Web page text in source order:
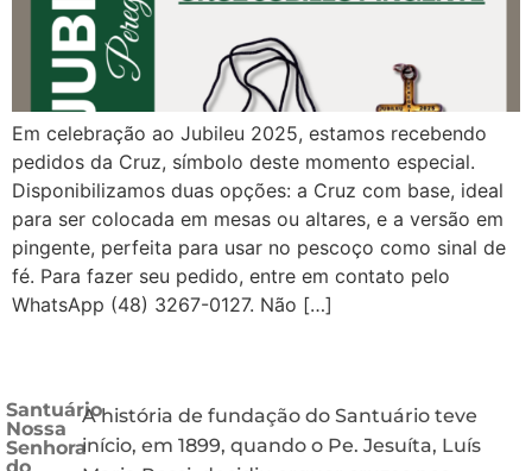
Em celebração ao Jubileu 2025, estamos recebendo
pedidos da Cruz, símbolo deste momento especial.
Disponibilizamos duas opções: a Cruz com base, ideal
para ser colocada em mesas ou altares, e a versão em
pingente, perfeita para usar no pescoço como sinal de
fé. Para fazer seu pedido, entre em contato pelo
WhatsApp (48) 3267-0127. Não […]
Santuário
Nossa
Senhora
A história de fundação do Santuário teve
início, em 1899, quando o Pe. Jesuíta, Luís